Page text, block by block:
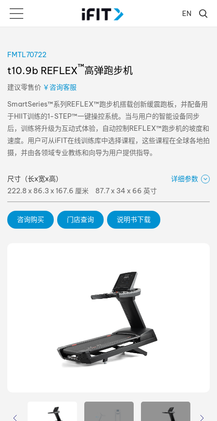
EN
FMTL70722
t10.9b REFLEX™高弹跑步机
建议零售价 ￥咨询客服
SmartSeries™系列REFLEX™跑步机搭载创新缓震跑板，并配备用
于HIIT训练的1-STEP™一键操控系统。当与用户的智能设备同步
后，训练将升级为互动式体验，自动控制REFLEX™跑步机的坡度和
速度。用户可从iFIT在线训练库中选择课程，这些课程在全球各地拍
摄，并由各领域专业教练和向导为用户提供指导。
尺寸（长x宽x高）
详细参数
222.8 x 86.3 x 167.6 厘米
87.7 x 34 x 66 英寸
咨询购买 门店查询 说明书下载